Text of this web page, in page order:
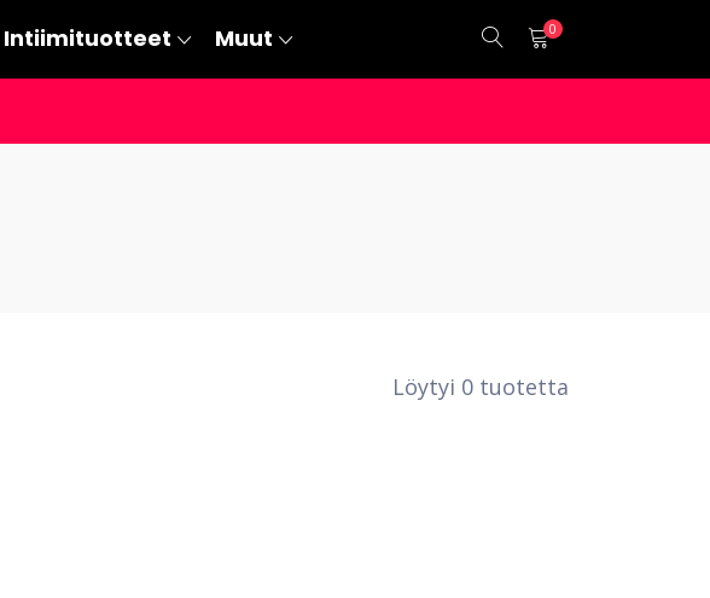
Intiimituotteet Muut 0
Löytyi 0 tuotetta